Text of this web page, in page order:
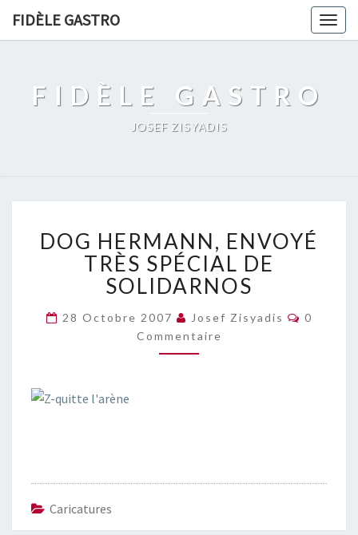
FIDÈLE GASTRO
FIDÈLE GASTRO
JOSEF ZISYADIS
HERMANN,
ENVOYÉ
TRÈS
SPÉCIAL
DE
SOLIDARNOS
DOG HERMANN, ENVOYÉ
TRÈS SPÉCIAL DE
SOLIDARNOS
28 Octobre 2007 Josef Zisyadis
0
Commentaire
Caricatures